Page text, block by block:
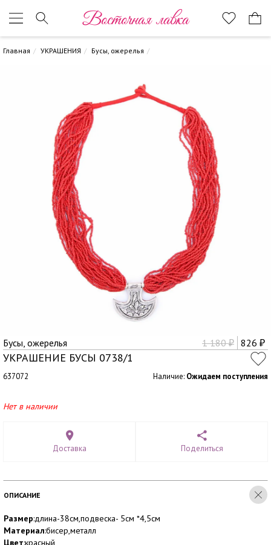
Восточная лавка
Главная УКРАШЕНИЯ Бусы, ожерелья
Бусы, ожерелья 1 180₽ 826 ₽
УКРАШЕНИЕ БУСЫ 0738/1
637072 Наличие: Ожидаем поступления
Нет в наличии
Доставка Поделиться
ОПИСАНИЕ
Размер:длина-38см,подвеска- 5см *4,5см
Материал:бисер,металл
Цвет:красный